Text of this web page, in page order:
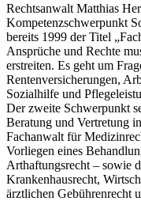
Rechtsanwalt Matthias
Kompetenzschwerpunkt
bereits 1999 der Titel
Ansprüche und Rechte
erstreiten. Es geht um
Rentenversicherungen,
Sozialhilfe und
Der zweite Schwerpunkt
Beratung und Vertretung
Fachanwalt für
Vorliegen eines
Arthaftungsrecht – sowie
Krankenhausrecht,
ärztlichen Gebührenrecht